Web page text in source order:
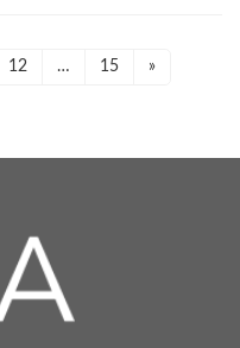
Page
12 … Page
15 »